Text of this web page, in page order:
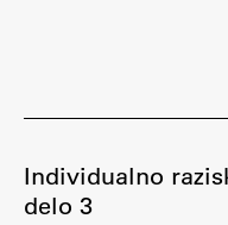
Individualno
delo 3